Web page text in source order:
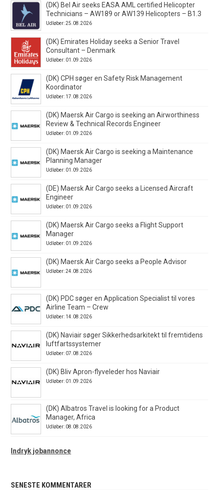
(DK) Bel Air seeks EASA AML certified Helicopter
Technicians – AW189 or AW139 Helicopters – B1.3
Udløber: 25.08.2026
(DK) Emirates Holiday seeks a Senior Travel
Consultant – Denmark
Udløber: 01.09.2026
(DK) CPH søger en Safety Risk Management
Koordinator
Udløber: 17.08.2026
(DK) Maersk Air Cargo is seeking an Airworthiness
Review & Technical Records Engineer
Udløber: 01.09.2026
(DK) Maersk Air Cargo is seeking a Maintenance
Planning Manager
Udløber: 01.09.2026
(DE) Maersk Air Cargo seeks a Licensed Aircraft
Engineer
Udløber: 01.09.2026
(DK) Maersk Air Cargo seeks a Flight Support
Manager
Udløber: 01.09.2026
(DK) Maersk Air Cargo seeks a People Advisor
Udløber: 24.08.2026
(DK) PDC søger en Application Specialist til vores
Airline Team – Crew
Udløber: 14.08.2026
(DK) Naviair søger Sikkerhedsarkitekt til fremtidens
luftfartssystemer
Udløber: 07.08.2026
(DK) Bliv Apron-flyveleder hos Naviair
Udløber: 01.09.2026
(DK) Albatros Travel is looking for a Product
Manager, Africa
Udløber: 08.08.2026
Indryk jobannonce
SENESTE KOMMENTARER